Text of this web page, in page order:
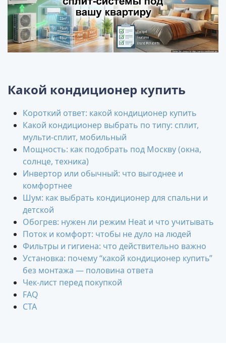
Какой кондиционер купить
Короткий ответ: какой кондиционер купить
Какой кондиционер выбрать по типу: сплит,
мульти-сплит, мобильный
Мощность: как подобрать под Москву (окна,
солнце, техника)
Инвертор или обычный: что выгоднее и
комфортнее
Шум: как выбрать кондиционер для спальни и
детской
Обогрев: нужен ли режим Heat и что учитывать
Поток и комфорт: чтобы не дуло на людей
Фильтры и гигиена: что действительно важно
Установка: почему “какой кондиционер купить”
без монтажа — половина ответа
Чек-лист перед покупкой
FAQ
CTA